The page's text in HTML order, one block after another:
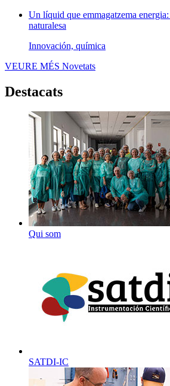
Un líquid que emmagatzema
naturalesa
Innovación, química
VEURE MÉS Novetats
Destacats
Qui som
SATDI-IC